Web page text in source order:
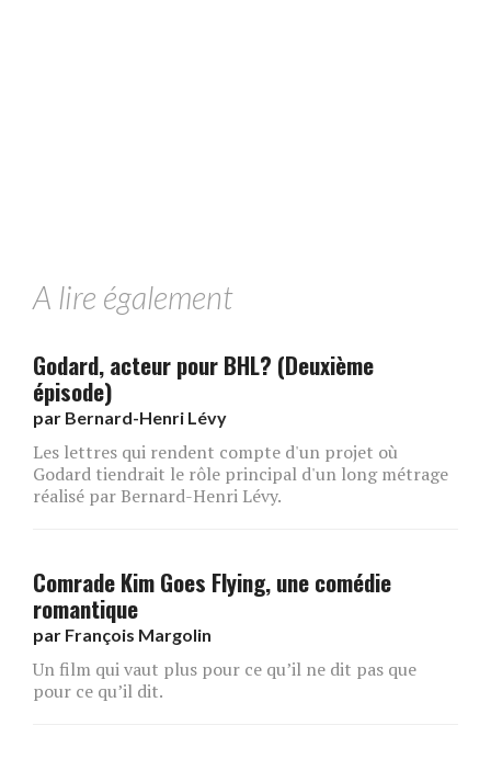
A lire également
Godard, acteur pour BHL? (Deuxième
épisode)
par Bernard-Henri Lévy
Les lettres qui rendent compte d'un projet où
Godard tiendrait le rôle principal d'un long métrage
réalisé par Bernard-Henri Lévy.
Comrade Kim Goes Flying, une comédie
romantique
par François Margolin
Un film qui vaut plus pour ce qu’il ne dit pas que
pour ce qu’il dit.